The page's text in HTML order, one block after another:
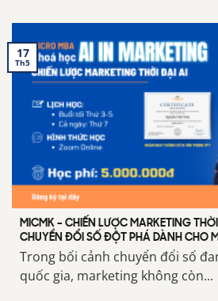
MICMK – CHIẾN LƯỢC MARKETING
CHUYỂN ĐỔI SỐ ĐỘT PHÁ DÀNH CHO
Trong bối cảnh chuyển đổi số
quốc gia, marketing không còn...
17
Th5